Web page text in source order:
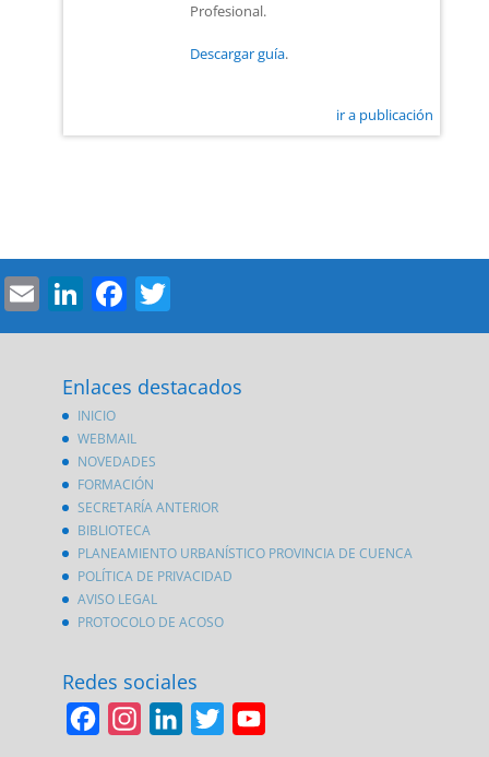
Profesional.
Descargar guía.
ir a publicación
EmailLinkedIn
Facebook
Enlaces destacados
INICIO
WEBMAIL
NOVEDADES
FORMACIÓN
SECRETARÍA ANTERIOR
BIBLIOTECA
PLANEAMIENTO URBANÍSTICO PROVINCIA DE CUENCA
POLÍTICA DE PRIVACIDAD
AVISO LEGAL
PROTOCOLO DE ACOSO
Redes sociales